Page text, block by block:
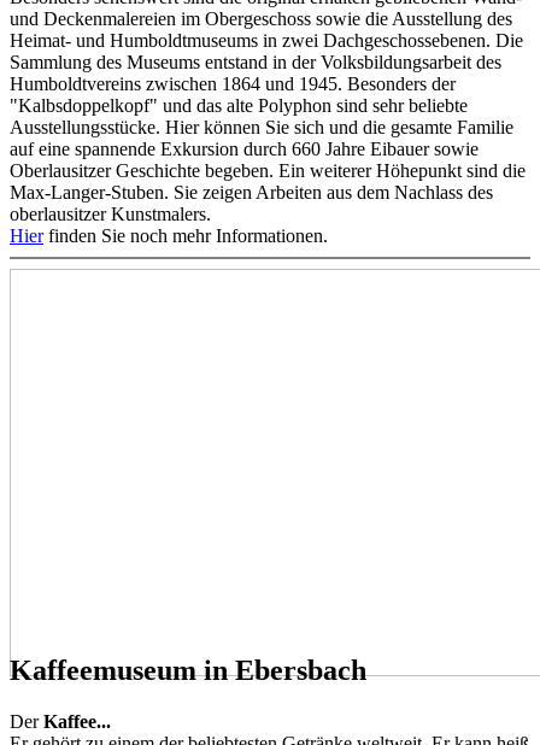
und Deckenmalereien im Obergeschoss sowie die Ausstellung des
Heimat- und Humboldtmuseums in zwei Dachgeschossebenen. Die
Sammlung des Museums entstand in der Volksbildungsarbeit des
Humboldtvereins zwischen 1864 und 1945. Besonders der
"Kalbsdoppelkopf" und das alte Polyphon sind sehr beliebte
Ausstellungsstücke. Hier können Sie sich und die gesamte Familie
auf eine spannende Exkursion durch 660 Jahre Eibauer sowie
Oberlausitzer Geschichte begeben. Ein weiterer Höhepunkt sind die
Max-Langer-Stuben. Sie zeigen Arbeiten aus dem Nachlass des
oberlausitzer Kunstmalers.‎
Hierfinden Sie noch mehr Informationen.
Kaffeemuseum in Ebersbach
DerKaffee...